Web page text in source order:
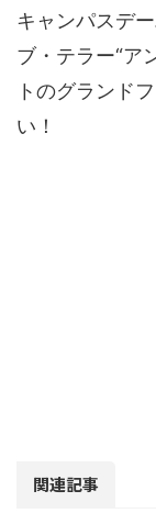
キャンパスデ
ブ・テラー“ア
トのグランド
い！
関連記事